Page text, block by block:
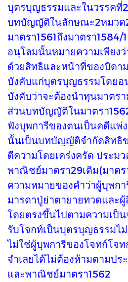
บุตรบุญธรรมและในวรรค
บทบัญญัติในลักษณะ2หมวด
มาตรา1561ถึงมาตรา1584/
อนุโลมนั้นหมายความเพียง
ด้วยสิทธิและหน้าที่ของบิดา
บังคับแก่บุตรบุญธรรมโดยอ
บังคับว่าจะต้องนำทุนมาตร
ส่วนบทบัญญัติในมาตรา
ฟังบุพการีของตนเป็นคดีแพ่
นั้นเป็นบทบัญญัติจำกัดสิทธิ
ตีความโดยเคร่งครัด ประม
พาณิชย์มาตรา29เดิม(มาต
ความหมายของคำว่าผู้บุพก
มารดาปู่ย่าตายายทวดและ
โดยตรงขึ้นไปตามความเป็น
รับโจกท์เป็นบุตรบุญธรรมไ
ไม่ใช่ผู้บุพการีของโจทก์โจ
จำเลยได้ไม่ต้องห้ามตามปร
และพาณิชย์มาตรา1562